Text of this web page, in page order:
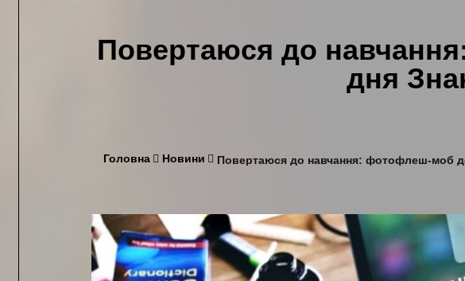
Повертаюся до
дня
Головна Новини Повертаюся до навчання: фотофлеш-моб